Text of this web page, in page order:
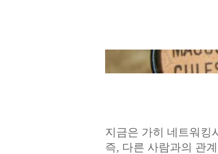
지금은 가히 네트워킹
즉, 다른 사람과의 관